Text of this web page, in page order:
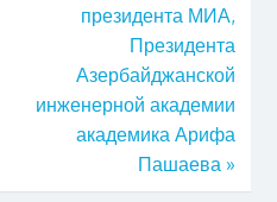
президента МИА,
Президента
Азербайджанской
инженерной академии
академика Арифа
Пашаева »